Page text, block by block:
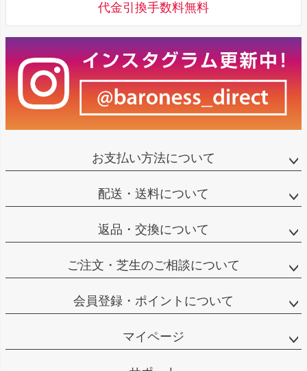
代金引換手数料無料
お支払い方法について
配送・送料について
返品・交換について
ご注文・芝生のご相談について
会員登録・ポイントについて
マイページ